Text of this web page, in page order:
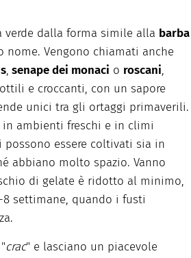
dalla forma simile alla barba
Vengono chiamati anche
, senape dei monaci o roscani,
e croccanti, con un sapore
unici tra gli ortaggi primaverili.
in ambienti freschi e in climi
essere coltivati sia in
abbiano molto spazio. Vanno
di gelate è ridotto al minimo,
settimane, quando i fusti
crac" e lasciano un piacevole